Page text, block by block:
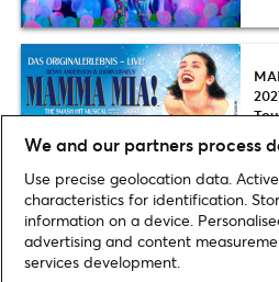
Home»Sport »Ticketmaster-Studie zeigt:
internationalen Live-Sport ist sehr hoch
We and our partners process
Use precise geolocation data.
characteristics for identification.
information on a device.
advertising and content
services development.